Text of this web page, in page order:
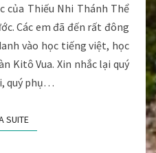
của Thiếu Nhi Thánh Thể
Các em đã đến rất đông
vào học tiếng việt, học
Kitô Vua. Xin nhắc lại quý
quý phụ…
SUITELIRE LA SUITE